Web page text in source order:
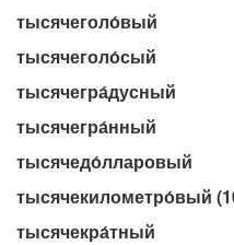
тысячеголо́вый
тысячеголо́сый
тысячегра́дусный
тысячегра́нный
тысячедо́лларовый
тысячекилометро́вый
тысячекра́тный